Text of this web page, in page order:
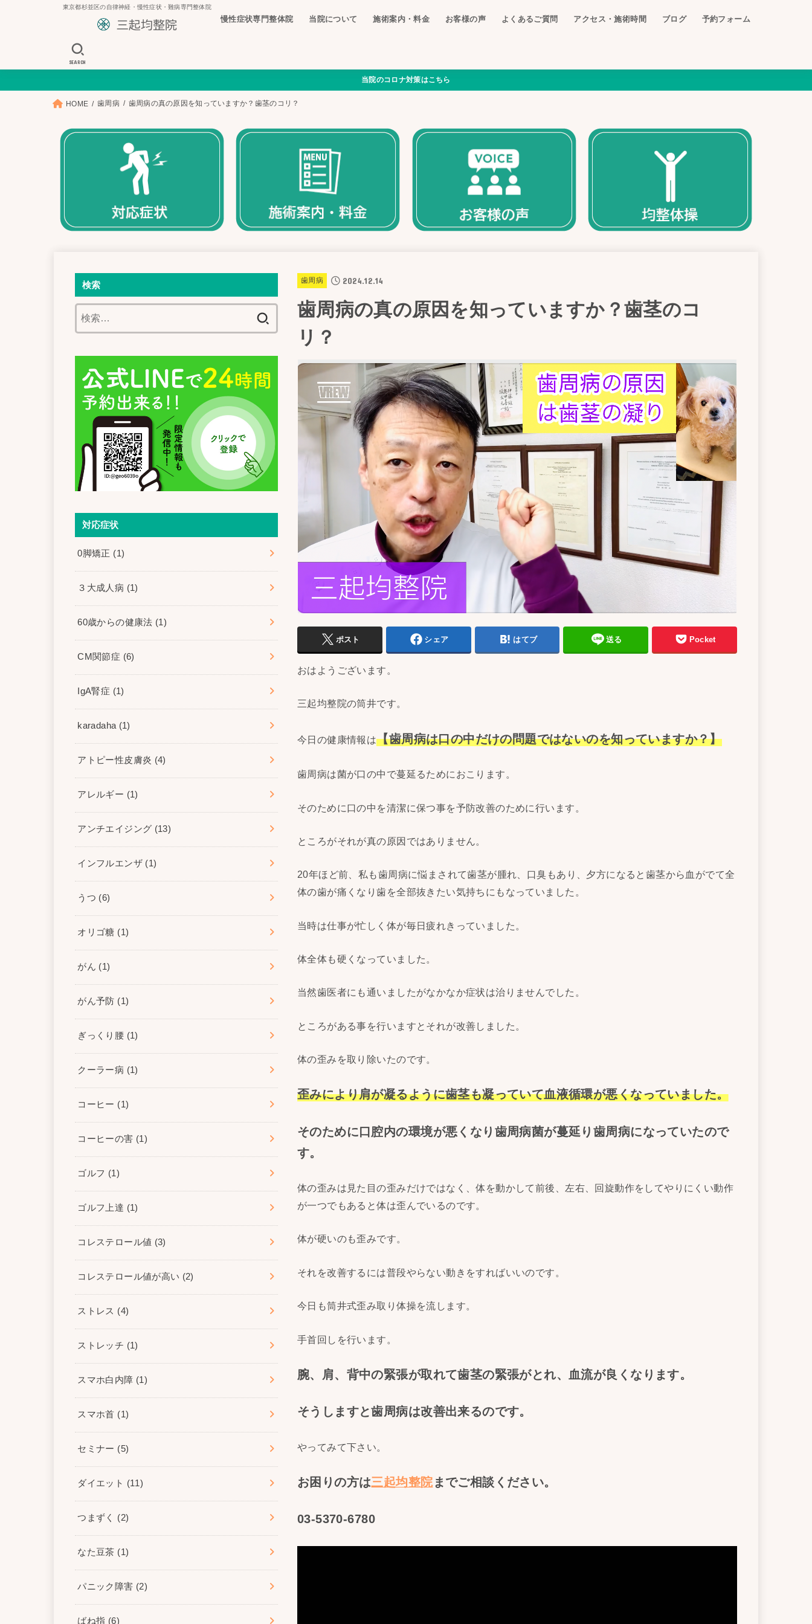
東京都杉並区の自律神経・慢性症状・難病専門整体院
慢性症状専門整体院 当院について 施術案内・料金 お客様の声 よくあるご質問 アクセス・施術時間 ブログ 予約フォーム
SEARCH
当院のコロナ対策はこちら
HOME 歯周病 歯周病の真の原因を知っていますか？歯茎のコリ？
歯周病 2024.12.14
歯周病の真の原因を知っていますか？歯茎のコ
リ？
ポスト シェア はてブ 送る Pocket
おはようございます。
三起均整院の筒井です。
今日の健康情報は【歯周病は口の中だけの問題ではないのを知っていますか？】
歯周病は菌が口の中で蔓延るためにおこります。
そのために口の中を清潔に保つ事を予防改善のために行います。
ところがそれが真の原因ではありません。
20年ほど前、私も歯周病に悩まされて歯茎が腫れ、口臭もあり、夕方になると歯茎から血がでて全
体の歯が痛くなり歯を全部抜きたい気持ちにもなっていました。
当時は仕事が忙しく体が毎日疲れきっていました。
体全体も硬くなっていました。
当然歯医者にも通いましたがなかなか症状は治りませんでした。
ところがある事を行いますとそれが改善しました。
体の歪みを取り除いたのです。
歪みにより肩が凝るように歯茎も凝っていて血液循環が悪くなっていました。
そのために口腔内の環境が悪くなり歯周病菌が蔓延り歯周病になっていたので
す。
体の歪みは見た目の歪みだけではなく、体を動かして前後、左右、回旋動作をしてやりにくい動作
が一つでもあると体は歪んでいるのです。
体が硬いのも歪みです。
それを改善するには普段やらない動きをすればいいのです。
今日も筒井式歪み取り体操を流します。
手首回しを行います。
腕、肩、背中の緊張が取れて歯茎の緊張がとれ、血流が良くなります。
そうしますと歯周病は改善出来るのです。
やってみて下さい。
お困りの方は三起均整院までご相談ください。
03-5370-6780
検索
対応症状
0脚矯正 (1)
３大成人病 (1)
60歳からの健康法 (1)
CM関節症 (6)
IgA腎症 (1)
karadaha (1)
アトピー性皮膚炎 (4)
アレルギー (1)
アンチエイジング (13)
インフルエンザ (1)
うつ (6)
オリゴ糖 (1)
がん (1)
がん予防 (1)
ぎっくり腰 (1)
クーラー病 (1)
コーヒー (1)
コーヒーの害 (1)
ゴルフ (1)
ゴルフ上達 (1)
コレステロール値 (3)
コレステロール値が高い (2)
ストレス (4)
ストレッチ (1)
スマホ白内障 (1)
スマホ首 (1)
セミナー (5)
ダイエット (11)
つまずく (2)
なた豆茶 (1)
パニック障害 (2)
ばね指 (6)